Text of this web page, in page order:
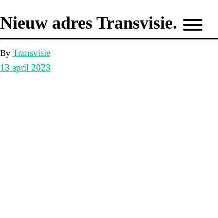
Nieuw adres Transvisie.
By Transvisie
13 april 2023